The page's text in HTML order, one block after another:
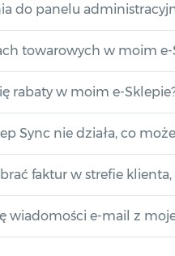
do panelu
towarowych w moim e-
rabaty w moim e-
Sync nie działa, co
faktur w strefie klienta,
wiadomości e-mail z